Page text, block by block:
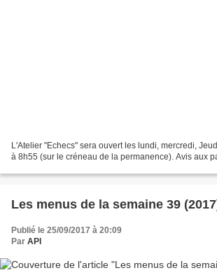
L'Atelier "Echecs" sera ouvert les lundi, mercredi,
à 8h55 (sur le créneau de la permanence). Avis aux
Les menus de la semaine 39
Publié le 25/09/2017 à 20:09
Par API